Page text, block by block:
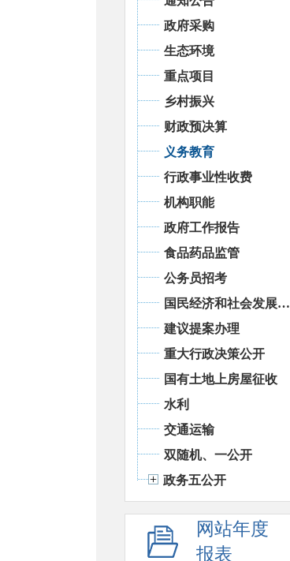
政府采购
生态环境
重点项目
乡村振兴
财政预决算
义务教育
行政事业性收费
机构职能
政府工作报告
食品药品监管
公务员招考
国民经济和社会发展统计信息
建议提案办理
重大行政决策公开
国有土地上房屋征收
水利
交通运输
双随机、一公开
政务五公开
网站年度
报表